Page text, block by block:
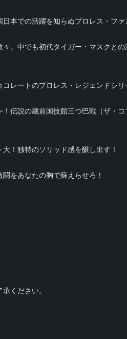
本での活躍を知らぬプロレス・ファ
。中でも初代タイガー・マスクと
レートのプロレス・レジェンドシリ
伝説の蔵前国技館三つ巴戦（ザ・
！独特のソリッド感を醸し出す！
をあなたの胸で蘇えらせろ！
ください。